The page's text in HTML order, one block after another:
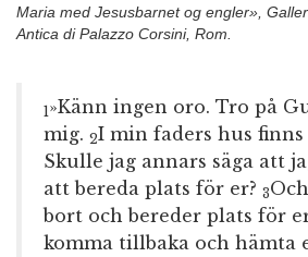
Maria med Jesusbarnet og engler»,
Antica di Palazzo Corsini, Rom.
1»Känn ingen oro. Tro på
mig. 2I min faders hus
Skulle jag annars säga att
att bereda plats för er? 3
bort och bereder plats för
komma tillbaka och hämta